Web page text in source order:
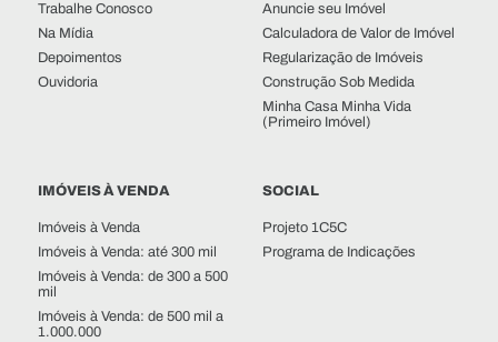
Trabalhe Conosco
Na Mídia
Depoimentos
Ouvidoria
Anuncie seu Imóvel
Calculadora de Valor de Imóvel
Regularização de Imóveis
Construção Sob Medida
Minha Casa Minha Vida
(Primeiro Imóvel)
IMÓVEIS À VENDA
Imóveis à Venda
Imóveis à Venda: até 300 mil
Imóveis à Venda: de 300 a 500
mil
Imóveis à Venda: de 500 mil a
1.000.000
SOCIAL
Projeto 1C5C
Programa de Indicações